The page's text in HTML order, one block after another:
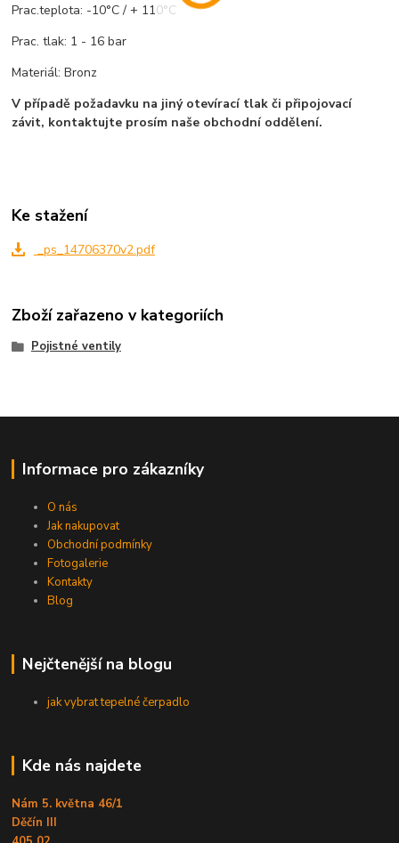
Prac.teplota: -10°C / + 110°C
Prac. tlak: 1 - 16 bar
Materiál: Bronz
V případě požadavku na jiný otevírací tlak či připojovací
závit, kontaktujte prosím naše obchodní oddělení.
Ke stažení
_ps_14706370v2.pdf
Zboží zařazeno v kategoriích
Pojistné ventily
Informace pro zákazníky
O nás
Jak nakupovat
Obchodní podmínky
Fotogalerie
Kontakty
Blog
Nejčtenější na blogu
jak vybrat tepelné čerpadlo
Kde nás najdete
Nám 5. května 46/1
Děčín III